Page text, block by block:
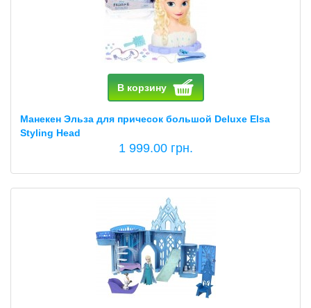
В корзину
Манекен Эльза для причесок большой Deluxe Elsa
Styling Head
1 999.00 грн.